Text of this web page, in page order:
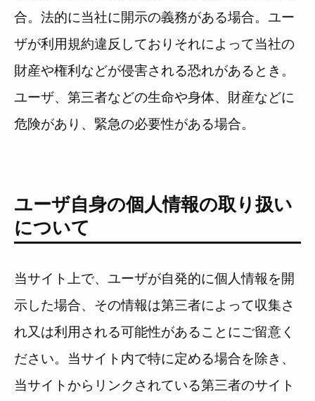
合。法的に当社に開示の義務がある場合。ユー
ザが利用規約違反しておりそれによって当社の
財産や権利などが侵害される恐れがあるとき。
ユーザ、第三者などの生命や身体、財産などに
危険があり、緊急の必要性がある場合。
ユーザ自身の個人情報の取り扱い
について
当サイト上で、ユーザが自発的に個人情報を開
示した場合、その情報は第三者によって収集さ
れ又は利用される可能性があることにご留意く
ださい。当サイト内で特に定める場合を除き、
当サイトからリンクされている第三者のサイト